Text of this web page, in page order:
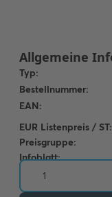
EUR Listenpreis / ST:
Preisgruppe:
Infoblatt: